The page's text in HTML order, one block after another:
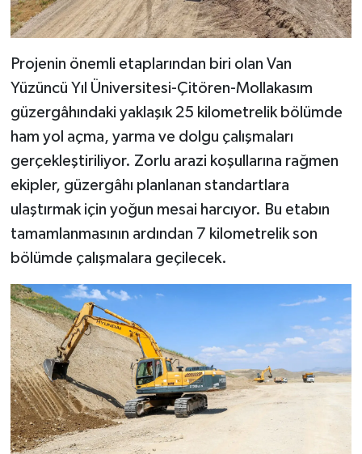
Projenin önemli etaplarından biri olan Van
Yüzüncü Yıl Üniversitesi-Çitören-Mollakasım
güzergâhındaki yaklaşık 25 kilometrelik bölümde
ham yol açma, yarma ve dolgu çalışmaları
gerçekleştiriliyor. Zorlu arazi koşullarına rağmen
ekipler, güzergâhı planlanan standartlara
ulaştırmak için yoğun mesai harcıyor. Bu etabın
tamamlanmasının ardından 7 kilometrelik son
bölümde çalışmalara geçilecek.